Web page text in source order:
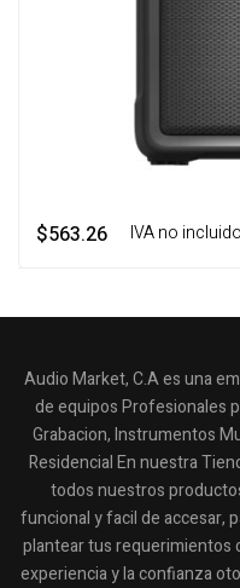
$563.26 ‎ ‎ ‎ IVA no incluido
Audio Market, C.A es una
de equipos Profesionales
Grabacion, Instrumentos
Residencial En nuestra
todos nuestros
funcional y facil de accesar,
plantear tus requerimientos
experiencia y la confianza